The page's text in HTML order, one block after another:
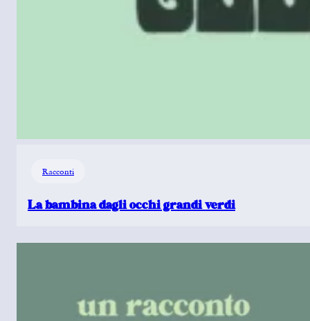
Racconti
La bambina dagli occhi grandi verdi